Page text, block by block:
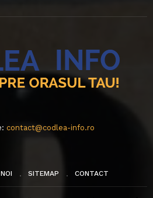
contact@codlea-info.ro
SITEMAP CONTACT